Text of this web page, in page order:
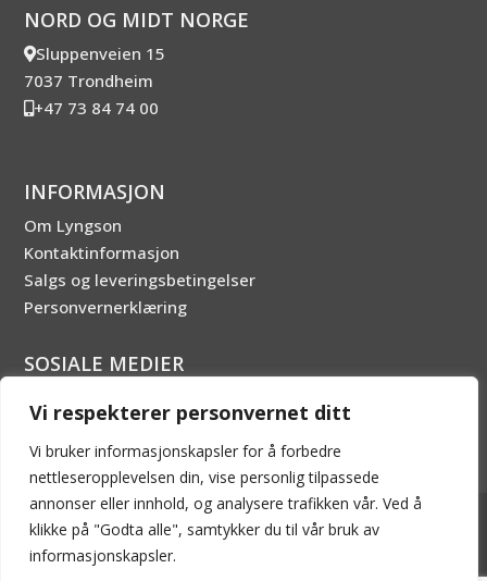
Vi respekterer personvernet ditt
Vi bruker informasjonskapsler for å forbedre
nettleseropplevelsen din, vise personlig tilpassede
annonser eller innhold, og analysere trafikken vår. Ved å
klikke på "Godta alle", samtykker du til vår bruk av
informasjonskapsler.
NORD OG MIDT NORGE
Sluppenveien 15
7037 Trondheim
+47 73 84 74 00
INFORMASJON
Om Lyngson
Kontaktinformasjon
Salgs og leveringsbetingelser
Personvernerklæring
SOSIALE MEDIER
2026 © LYNGSON AS - Innholdet er beskyttet av
åndsverksloven. Kopiering er derav ikke tillatt uten skriftlig
tillatelse.